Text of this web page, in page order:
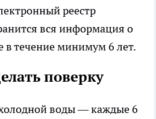
реестр
вся информация о
в течение минимум 6 лет.
поверку
воды — каждые 6